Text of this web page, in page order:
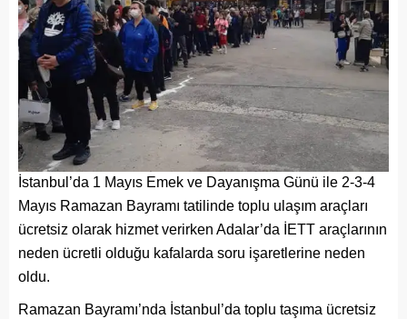
İstanbul’da 1 Mayıs Emek ve Dayanışma Günü ile 2-3-4
Mayıs Ramazan Bayramı tatilinde toplu ulaşım araçları
ücretsiz olarak hizmet verirken Adalar’da İETT araçlarının
neden ücretli olduğu kafalarda soru işaretlerine neden
oldu.
Ramazan Bayramı’nda İstanbul’da toplu taşıma ücretsiz